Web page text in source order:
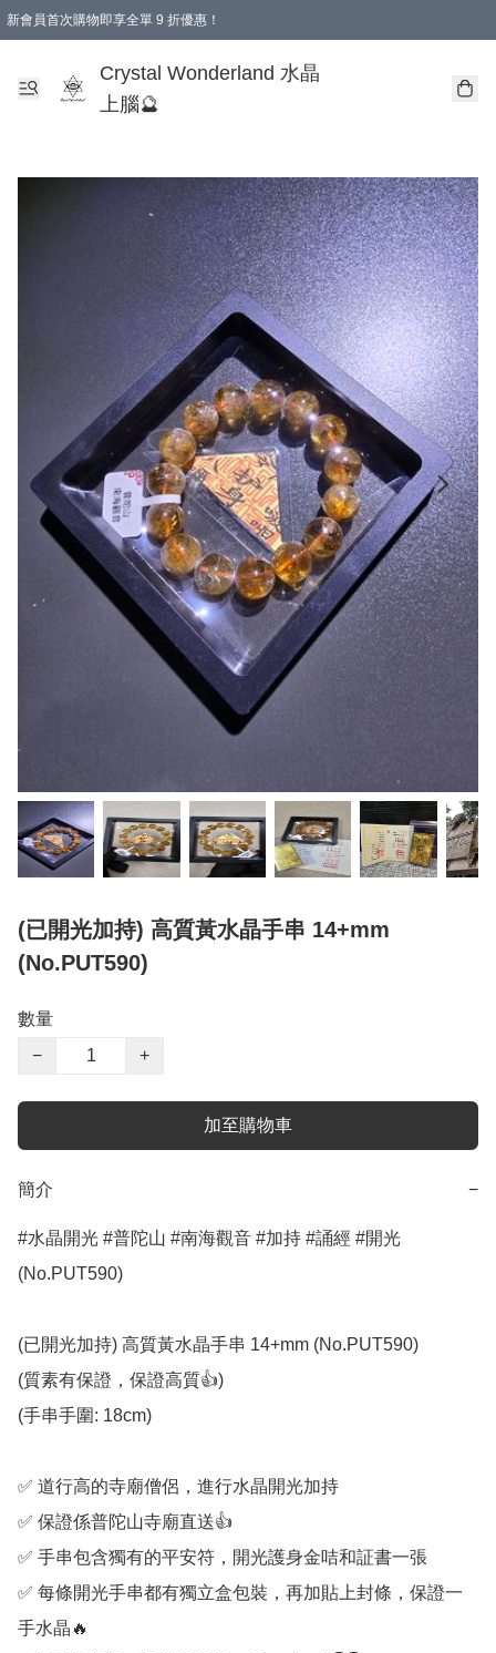
新會員首次購物即享全單 9 折優惠！
Crystal Wonderland 水晶
上腦🔮
(已開光加持) 高質黃水晶手串 14+mm
(No.PUT590)
數量
−
+
加至購物車
簡介 −
#水晶開光 #普陀山 #南海觀音 #加持 #誦經 #開光
(No.PUT590)
(已開光加持) 高質黃水晶手串 14+mm (No.PUT590)
(質素有保證，保證高質👍)
(手串手圍: 18cm)
✅️ 道行高的寺廟僧侶，進行水晶開光加持
✅️ 保證係普陀山寺廟直送👍
✅️ 手串包含獨有的平安符，開光護身金咭和証書一張
✅️ 每條開光手串都有獨立盒包裝，再加貼上封條，保證一
手水晶🔥